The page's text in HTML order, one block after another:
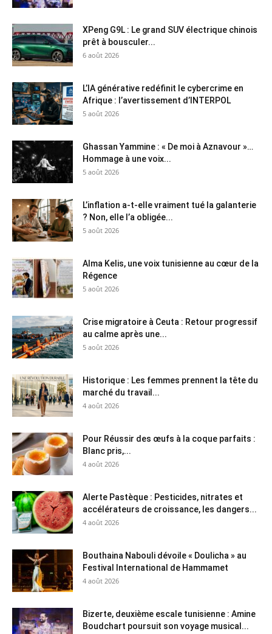
XPeng G9L : Le grand SUV électrique chinois
prêt à bousculer...
6 août 2026
L’IA générative redéfinit le cybercrime en
Afrique : l’avertissement d’INTERPOL
5 août 2026
Ghassan Yammine : « De moi à Aznavour »…
Hommage à une voix...
5 août 2026
L’inflation a-t-elle vraiment tué la galanterie
? Non, elle l’a obligée...
5 août 2026
Alma Kelis, une voix tunisienne au cœur de la
Régence
5 août 2026
Crise migratoire à Ceuta : Retour progressif
au calme après une...
5 août 2026
Historique : Les femmes prennent la tête du
marché du travail...
4 août 2026
Pour Réussir des œufs à la coque parfaits :
Blanc pris,...
4 août 2026
Alerte Pastèque : Pesticides, nitrates et
accélérateurs de croissance, les dangers...
4 août 2026
Bouthaina Nabouli dévoile « Doulicha » au
Festival International de Hammamet
4 août 2026
Bizerte, deuxième escale tunisienne : Amine
Boudchart poursuit son voyage musical...